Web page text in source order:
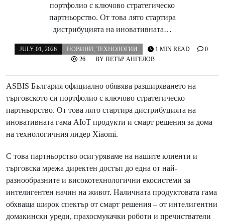
портфолио с ключово стратегическо
партньорство. От това лято стартира
дистрибуцията на иновативната…
JULY 01, 2026 НОВИНИ, ТЕХНОЛОГИИ
BY ПЕТЪР АНГЕЛОВ
1 MIN READ
0
26
ASBIS България официално обявява разширяването на
търговското си портфолио с ключово стратегическо
партньорство. От това лято стартира дистрибуцията на
иновативната гама АIoT продукти и смарт решения за дома
на технологичния лидер Xiaomi.
С това партньорство осигуряваме на нашите клиенти и
търговска мрежа директен достъп до една от най-
разнообразните и високотехнологични екосистеми за
интелигентен начин на живот. Наличната продуктовата гама
обхваща широк спектър от смарт решения – от интелигентни
домакински уреди, прахосмукачки роботи и пречистватели